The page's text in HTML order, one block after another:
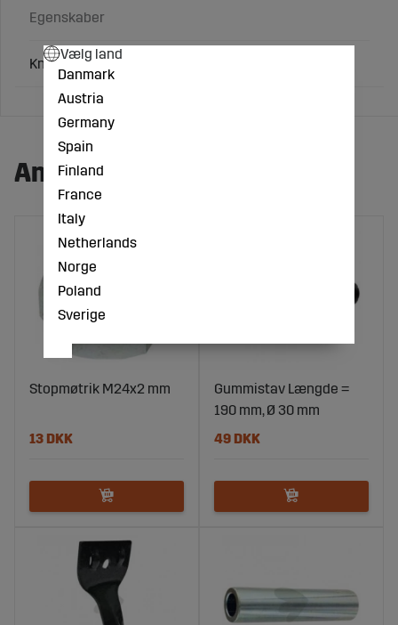
Egenskaber
Kniv Længde 1525 mm
Andre købte også:
Stopmøtrik M24x2 mm
13 DKK
Gummistav Længde =
190 mm, Ø 30 mm
49 DKK
Vælg land
Danmark
Austria
Germany
Spain
Finland
France
Italy
Netherlands
Norge
Poland
Sverige